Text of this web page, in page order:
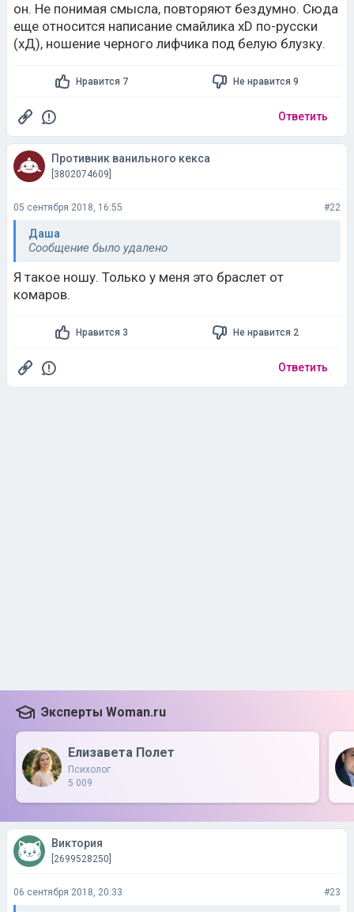
он. Не понимая смысла, повторяют бездумно. Сюда
еще относится написание смайлика хD по-русски
(хД), ношение черного лифчика под белую блузку.
Нравится 7 Не нравится 9
Ответить
Противник ванильного кекса
[3802074609]
05 сентября 2018, 16:55 #22
Даша
Сообщение было удалено
Я такое ношу. Только у меня это браслет от
комаров.
Нравится 3 Не нравится 2
Ответить
Эксперты Woman.ru
Елизавета Полет
Психолог
5 009
Виктория
[2699528250]
06 сентября 2018, 20:33 #23